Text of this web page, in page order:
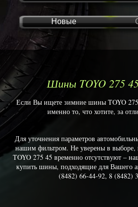
Новые
Шины TOYO 275
Если Вы ищете зимние шины TOYO
именно то, что хотите, за
Для уточнения параметров
нашим фильтром. Не уверены в
TOYO 275 45 временно отсутствуют –
купить шины, подходящие для Вашего
(8482) 66-44-92, 8 (8482)